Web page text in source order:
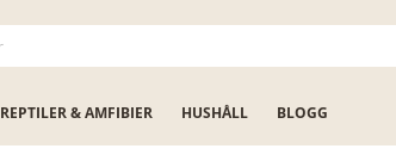
REPTILER & AMFIBIER HUSHÅLL BLOGG